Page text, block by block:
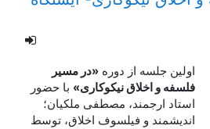
اولین جلسه از دوره «در مسیر
فلسفه و اخلاق نیکوکاری» با حضور
استاد ارجمند، مصطفی ملکیان؛
اندیشمند و فیلسوف اخلاق، توسط